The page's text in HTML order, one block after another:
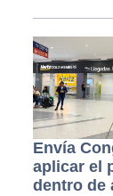
Envía
aplicar el
dentro de